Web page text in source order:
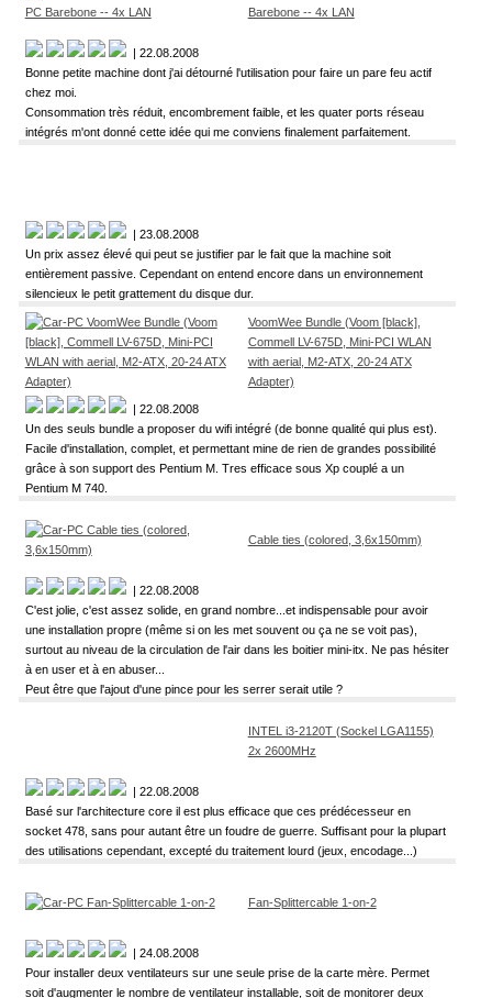
Barebone -- 4x LAN
| 22.08.2008
Bonne petite machine dont j'ai détourné l'utilisation pour faire un pare feu actif
chez moi.
Consommation très réduit, encombrement faible, et les quater ports réseau
intégrés m'ont donné cette idée qui me conviens finalement parfaitement.
| 23.08.2008
Un prix assez élevé qui peut se justifier par le fait que la machine soit
entièrement passive. Cependant on entend encore dans un environnement
silencieux le petit grattement du disque dur.
VoomWee Bundle (Voom [black],
Commell LV-675D, Mini-PCI WLAN
with aerial, M2-ATX, 20-24 ATX
Adapter)
| 22.08.2008
Un des seuls bundle a proposer du wifi intégré (de bonne qualité qui plus est).
Facile d'installation, complet, et permettant mine de rien de grandes possibilité
grâce à son support des Pentium M. Tres efficace sous Xp couplé a un
Pentium M 740.
Cable ties (colored, 3,6x150mm)
| 22.08.2008
C'est jolie, c'est assez solide, en grand nombre...et indispensable pour avoir
une installation propre (même si on les met souvent ou ça ne se voit pas),
surtout au niveau de la circulation de l'air dans les boitier mini-itx. Ne pas hésiter
à en user et à en abuser...
Peut être que l'ajout d'une pince pour les serrer serait utile ?
INTEL i3-2120T (Sockel LGA1155)
2x 2600MHz
| 22.08.2008
Basé sur l'architecture core il est plus efficace que ces prédécesseur en
socket 478, sans pour autant être un foudre de guerre. Suffisant pour la plupart
des utilisations cependant, excepté du traitement lourd (jeux, encodage...)
Fan-Splittercable 1-on-2
| 24.08.2008
Pour installer deux ventilateurs sur une seule prise de la carte mère. Permet
soit d'augmenter le nombre de ventilateur installable, soit de monitorer deux